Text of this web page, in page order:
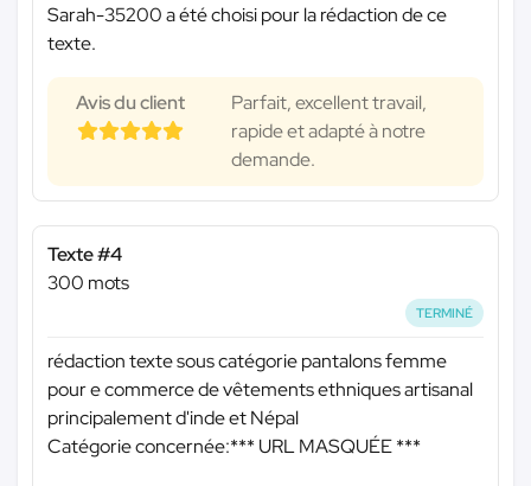
Sarah-35200 a été choisi pour la rédaction de ce
texte.
Avis du client
Parfait, excellent travail,
rapide et adapté à notre
demande.
Texte #4
300 mots
TERMINÉ
rédaction texte sous catégorie pantalons femme
pour e commerce de vêtements ethniques artisanal
principalement d'inde et Népal
Catégorie concernée:*** URL MASQUÉE ***